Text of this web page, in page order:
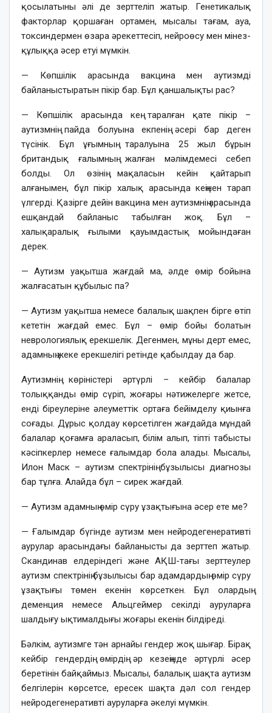
қосылатыны әлі де зерттеліп жатыр. Генетикалық
факторлар қоршаған ортамен, мысалы тағам, ауа,
токсиндермен өзара әрекеттесіп, нейроөсу мен мінез-
құлыққа әсер етуі мүмкін.
— Көпшілік арасында вакцина мен аутизмді
байланыстыратын пікір бар. Бұл қаншалықты рас?
— Көпшілік арасында кең таралған қате пікір –
аутизмнің пайда болуына екпенің әсері бар деген
түсінік. Бұл ұғымның таралуына 25 жыл бұрын
британдық ғалымның жалған мәлімдемесі себеп
болды. Ол өзінің мақаласын кейін қайтарып
алғанымен, бұл пікір халық арасында кеңінен тарап
үлгерді. Қазірге дейін вакцина мен аутизмнің арасында
ешқандай байланыс табылған жоқ. Бұл –
халықаралық ғылыми қауымдастық мойындаған
дерек.
— Аутизм уақытша жағдай ма, әлде өмір бойына
жалғасатын құбылыс па?
— Аутизм уақытша немесе балалық шақпен бірге өтіп
кететін жағдай емес. Бұл – өмір бойы болатын
неврологиялық ерекшелік. Дегенмен, мұны дерт емес,
адамның жеке ерекшелігі ретінде қабылдау да бар.
Аутизмнің көріністері әртүрлі – кейбір балалар
толыққанды өмір сүріп, жоғары нәтижелерге жетсе,
енді біреулеріне әлеуметтік ортаға бейімделу қиынға
соғады. Дұрыс қолдау көрсетілген жағдайда мұндай
балалар қоғамға араласып, білім алып, тіпті табысты
кәсіпкерлер немесе ғалымдар бола алады. Мысалы,
Илон Маск – аутизм спектрінің бұзылысы диагнозы
бар тұлға. Алайда бұл – сирек жағдай.
— Аутизм адамның өмір сүру ұзақтығына әсер ете ме?
— Ғалымдар бүгінде аутизм мен нейродегенеративті
аурулар арасындағы байланысты да зерттеп жатыр.
Скандинав елдеріндегі және АҚШ-тағы зерттеулер
аутизм спектрінің бұзылысы бар адамдардың өмір сүру
ұзақтығы төмен екенін көрсеткен. Бұл олардың
деменция немесе Альцгеймер секілді ауруларға
шалдығу ықтималдығы жоғары екенін білдіреді.
Бәлкім, аутизмге тән арнайы гендер жоқ шығар. Бірақ
кейбір гендердің өмірдің әр кезеңінде әртүрлі әсер
беретінін байқаймыз. Мысалы, балалық шақта аутизм
белгілерін көрсетсе, ересек шақта дәл сол гендер
нейродегенеративті ауруларға әкелуі мүмкін.